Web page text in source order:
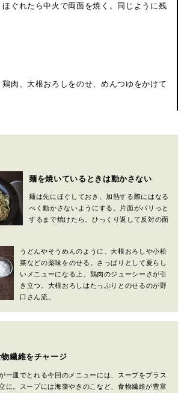
ぐれたら中火で両面を焼く。同じように残
肉、大根おろしをのせ、めんつゆをかけて
麺を焼いているときは動かさない
麺は先にほぐしておき、加熱する際にはなる
べく動かさないようにする。片面がパリっと
するまで焼けたら、ひっくり返して反対の面
うどんやそうめんのように、大根おろしや小松
菜などの薬味をのせる。さっぱりとして夏らし
いメニューになる上、鶏肉のジューシーさが引
き立つ。大根おろしはたっぷりとのせるのが野
口さん流。
繊維をチャージ
一皿でとれる今回のメニューには、スープをプラス
に。スープには海藻やきのこなど、食物繊維が豊富